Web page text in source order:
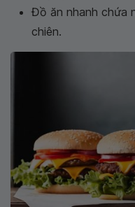
Đồ ăn nhanh chứa
chiên.